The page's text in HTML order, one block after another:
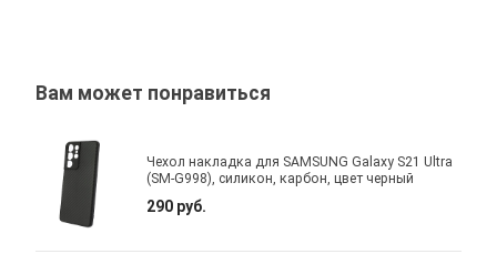
Вам может понравиться
Чехол накладка для SAMSUNG Galaxy S21 Ultra
(SM-G998), силикон, карбон, цвет черный
290 руб.